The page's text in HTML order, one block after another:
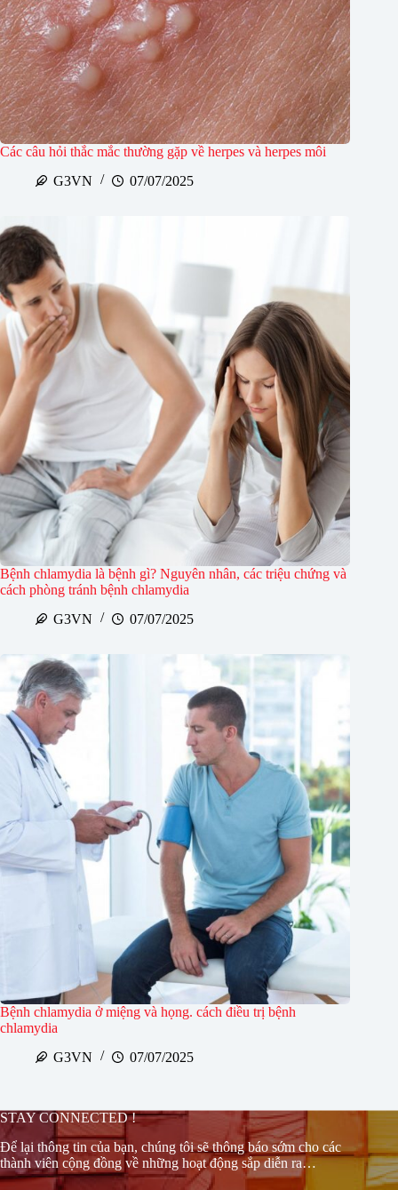
Các câu hỏi thắc mắc thường gặp về herpes và herpes môi
G3VN
07/07/2025
Bệnh chlamydia là bệnh gì? Nguyên nhân, các triệu chứng và
cách phòng tránh bệnh chlamydia
G3VN
07/07/2025
Bệnh chlamydia ở miệng và họng. cách điều trị bệnh
chlamydia
G3VN
07/07/2025
STAY CONNECTED !
Để lại thông tin của bạn, chúng tôi sẽ thông báo sớm cho các
thành viên cộng đồng về những hoạt động sắp diễn ra…